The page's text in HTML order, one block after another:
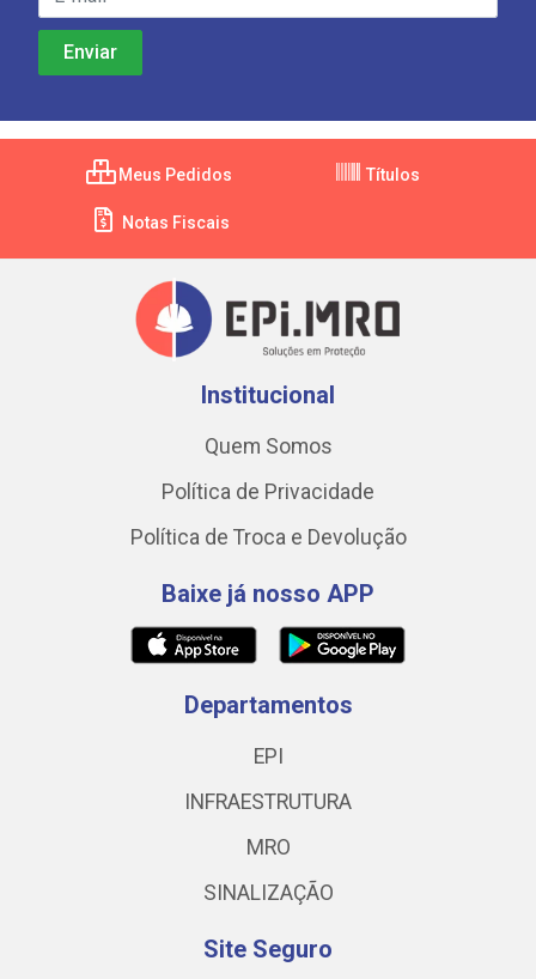
Meus Pedidos Títulos
Notas Fiscais
Institucional
Quem Somos
Política de Privacidade
Política de Troca e Devolução
Baixe já nosso APP
Departamentos
EPI
INFRAESTRUTURA
MRO
SINALIZAÇÃO
Site Seguro